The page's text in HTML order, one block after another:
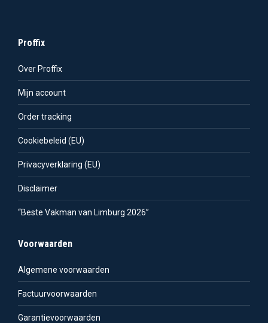
Proffix
Over Proffix
Mijn account
Order tracking
Cookiebeleid (EU)
Privacyverklaring (EU)
Disclaimer
“Beste Vakman van Limburg 2026”
Voorwaarden
Algemene voorwaarden
Factuurvoorwaarden
Garantievoorwaarden